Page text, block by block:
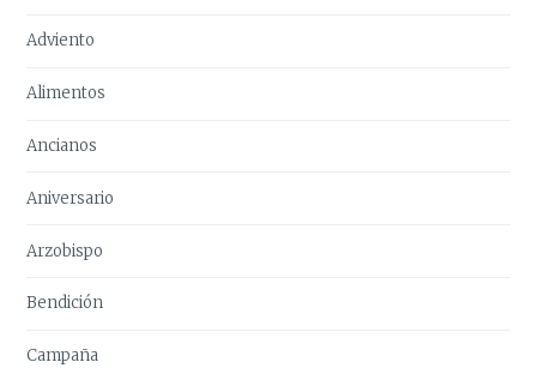
Adviento
Alimentos
Ancianos
Aniversario
Arzobispo
Bendición
Campaña